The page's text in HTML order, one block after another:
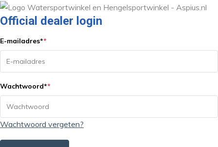
Official dealer login
E-mailadres**
Wachtwoord**
Wachtwoord vergeten?